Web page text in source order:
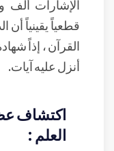
الإشارات ألف
قطعياً يقينياً أن
القرآن ، إذاً
أنزل عليه آيات.
اكتشاف
العلم :